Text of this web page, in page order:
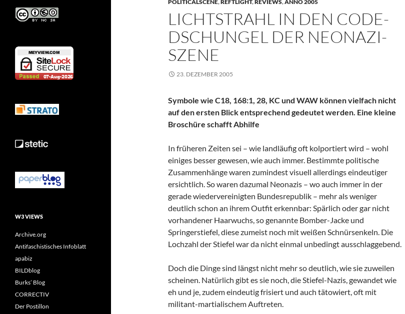
POLITICALSCENE,REFTLIGHT,REVIEWS,ANNO 2005
LICHTSTRAHL IN DEN CODE-
DSCHUNGEL DER NEONAZI-
SZENE
23. DEZEMBER 2005
Symbole wie C18, 168:1, 28, KC und WAW können vielfach nicht
auf den ersten Blick entsprechend gedeutet werden. Eine kleine
Broschüre schafft Abhilfe
In früheren Zeiten sei – wie landläufig oft kolportiert wird – wohl
einiges besser gewesen, wie auch immer. Bestimmte politische
Zusammenhänge waren zumindest visuell allerdings eindeutiger
ersichtlich. So waren dazumal Neonazis – wo auch immer in der
gerade wiedervereinigten Bundesrepublik – mehr als weniger
deutlich schon an ihrem Outfit erkennbar: Spärlich oder gar nicht
vorhandener Haarwuchs, so genannte Bomber-Jacke und
Springerstiefel, diese zumeist noch mit weißen Schnürsenkeln. Die
Lochzahl der Stiefel war da nicht einmal unbedingt ausschlaggebend.
Doch die Dinge sind längst nicht mehr so deutlich, wie sie zuweilen
scheinen. Natürlich gibt es sie noch, die Stiefel-Nazis, gewandet wie
eh und je, zudem eindeutig frisiert und auch tätowiert, oft mit
militant-martialischem Auftreten.
W3 VIEWS
Archive.org
Antifaschistisches Infoblatt
apabiz
BILDblog
Burks’ Blog
CORRECTIV
Der Postillon